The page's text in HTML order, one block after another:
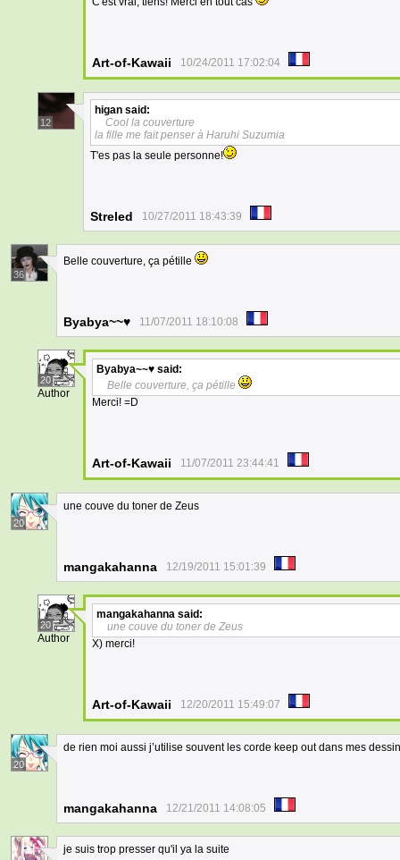
Art-of-Kawaii 10/24/2011 17:02:04
12
higan said:
Cool la couverture
la fille me fait penser à Haruhi Suzumia
T'es pas la seule personne!
Streled 10/27/2011 18:43:39
36
Belle couverture, ça pétille
Byabya~~♥ 11/07/2011 18:10:08
20
Author
Byabya~~♥ said:
Belle couverture, ça pétille
Merci! =D
Art-of-Kawaii 11/07/2011 23:44:41
20
une couve du toner de Zeus
mangakahanna 12/19/2011 15:01:39
20
Author
mangakahanna said:
une couve du toner de Zeus
X) merci!
Art-of-Kawaii 12/20/2011 15:49:07
20
de rien moi aussi j’utilise souvent les corde keep out dans mes
mangakahanna 12/21/2011 14:08:05
je suis trop presser qu'il ya la suite